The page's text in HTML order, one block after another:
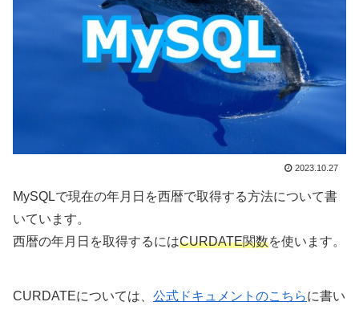
2023.10.27
MySQLで現在の年月日を西暦で取得する方法について書
いています。
西暦の年月日を取得するにはCURDATE関数を使います。
CURDATEについては、 公式ドキュメントのこちらに書い